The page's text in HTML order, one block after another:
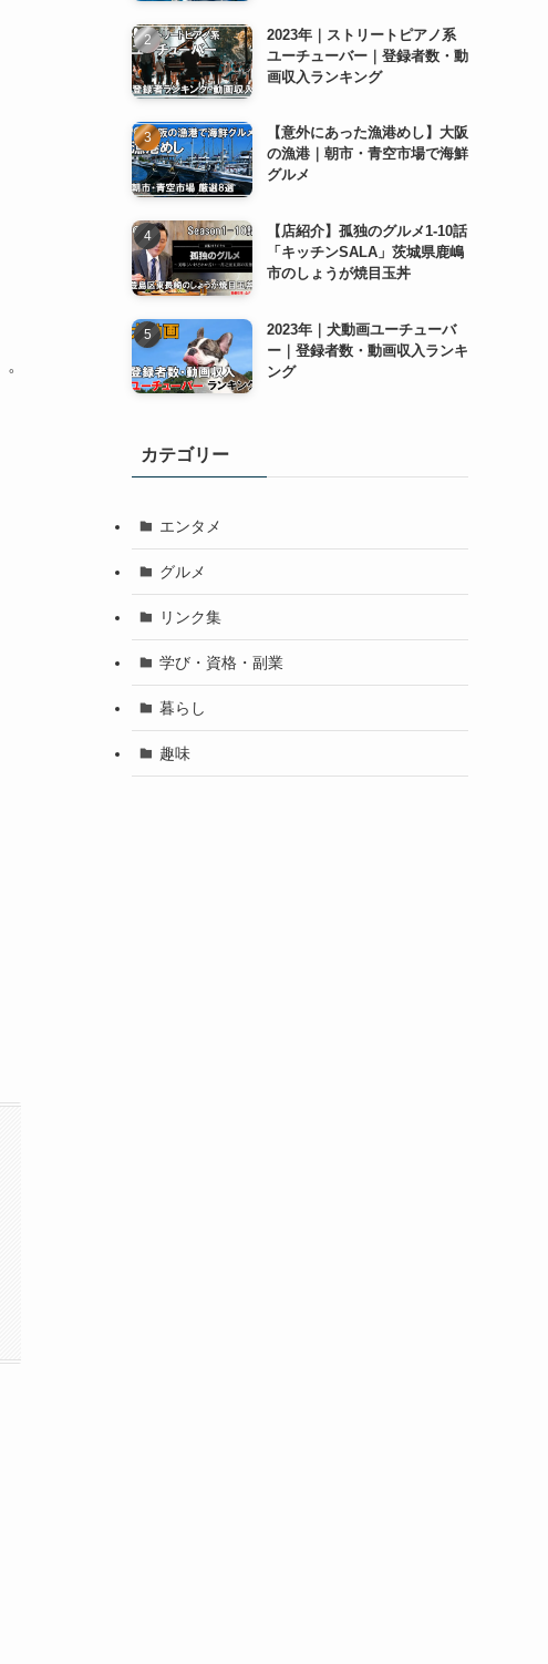
。
2023年｜ストリートピアノ系
ユーチューバー｜登録者数・動
画収入ランキング
【意外にあった漁港めし】大阪
の漁港｜朝市・青空市場で海鮮
グルメ
【店紹介】孤独のグルメ1-10話
「キッチンSALA」茨城県鹿嶋
市のしょうが焼目玉丼
2023年｜犬動画ユーチューバ
ー｜登録者数・動画収入ランキ
ング
カテゴリー
エンタメ
グルメ
リンク集
学び・資格・副業
暮らし
趣味